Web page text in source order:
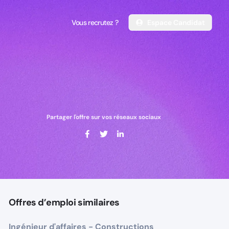
Vous recrutez ?
Vous recrutez ?
Partager l'offre sur vos réseaux sociaux
Offres d’emploi similaires
Ingénieur d'affaires - Constructions